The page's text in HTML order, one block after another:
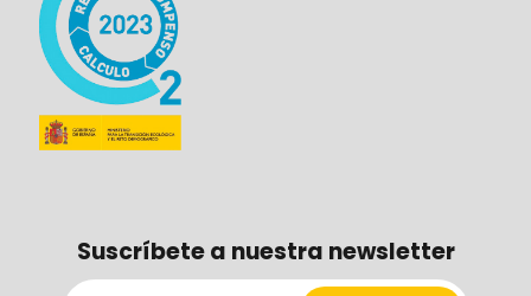
Suscríbete a nuestra newsletter